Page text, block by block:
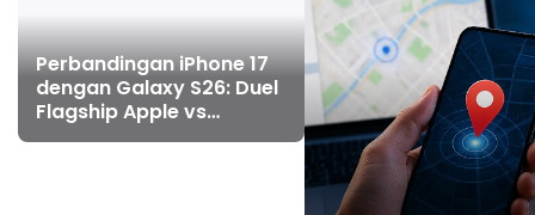
Perbandingan iPhone 17
dengan Galaxy S26: Duel
Flagship Apple vs
Samsung di Era AI